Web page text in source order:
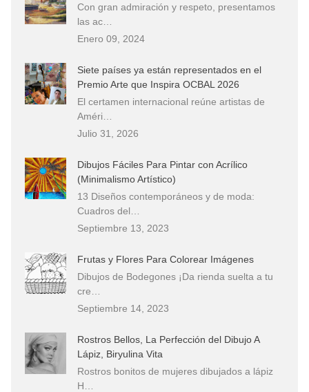
Con gran admiración y respeto, presentamos
las ac…
Enero 09, 2024
Siete países ya están representados en el
Premio Arte que Inspira OCBAL 2026
El certamen internacional reúne artistas de
Améri…
Julio 31, 2026
Dibujos Fáciles Para Pintar con Acrílico
(Minimalismo Artístico)
13 Diseños contemporáneos y de moda:
Cuadros del…
Septiembre 13, 2023
Frutas y Flores Para Colorear Imágenes
Dibujos de Bodegones ¡Da rienda suelta a tu
cre…
Septiembre 14, 2023
Rostros Bellos, La Perfección del Dibujo A
Lápiz, Biryulina Vita
Rostros bonitos de mujeres dibujados a lápiz
H…